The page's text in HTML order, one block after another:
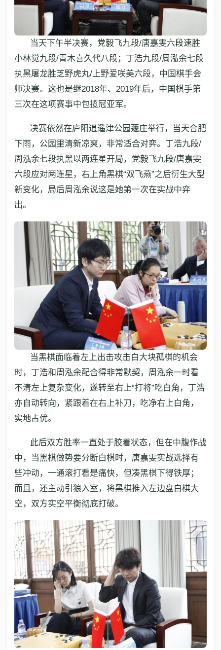
当天下午半决赛，党毅飞九段/唐嘉雯六段速胜
小林觉九段/青木喜久代八段；丁浩九段/周泓余七段
执黑屠龙胜芝野虎丸/上野爱咲美六段，中国棋手会
师决赛。这也是继2018年、2019年后，中国棋手第
三次在这项赛事中包揽冠亚军。
决赛依然在庐阳逍遥津公园蘧庄举行，当天合肥
下雨，公园里清新凉爽，非常适合对弈。丁浩九段/
周泓余七段执黑以两连星开局，党毅飞九段/唐嘉雯
六段应对两连星，右上角黑棋“双飞燕”之后衍生大型
新变化，局后周泓余说这是她第一次在实战中弈
出。
当黑棋面临着左上出击攻击白大块孤棋的机会
时，丁浩和周泓余配合得非常默契，周泓余一时看
不清左上复杂变化，遂转至右上“打将”吃白角，丁浩
亦自动转向，紧跟着在右上补刀，吃净右上白角，
实地占优。
此后双方胜率一直处于胶着状态，但在中腹作战
中，当黑棋做势要分断白棋时，唐嘉雯实战选择有
些冲动，一通滚打看是痛快，但凑黑棋下得铁厚；
而且，还主动引狼入室，将黑棋推入左边盘白棋大
空，双方实空平衡彻底打破。